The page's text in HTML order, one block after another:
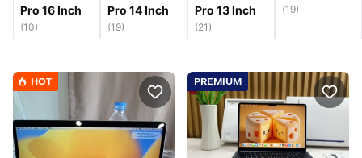
Pro 16 Inch
(10)
Pro 14 Inch
(19)
Pro 13 Inch
(21 )
(19)
HOT PREMIUM